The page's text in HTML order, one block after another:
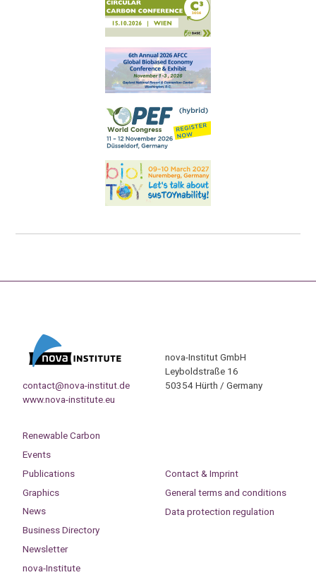
contact@nova-institut.de
www.nova-institute.eu
nova-Institut GmbH
Leyboldstraße 16
50354 Hürth / Germany
Renewable Carbon
Events
Publications
Graphics
News
Business Directory
Newsletter
nova-Institute
Contact & Imprint
General terms and conditions
Data protection regulation